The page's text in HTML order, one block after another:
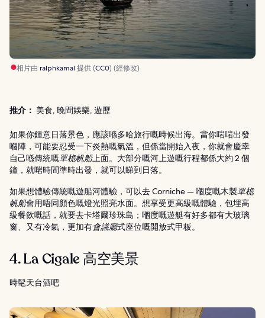
相片由 ralphkamal 提供 (CC0) (經修改)
推介： 美食, 晚間娛樂, 遊歷
如果你鍾意日落景色，應該喺多哈旅行嘅時候出海。當你啱啱出發
嗰陣，可能要忍受一下炎熱嘅氣溫，但係當開始入夜，你就會慶幸
自己喺傳統嘅單桅帆船上面。大部分嘅河上遊嘅行程都係大約 2 個
鐘，就啱時間準時出發，就可以睇到日落。
如果想體驗傳統嘅遊船河體驗，可以去 Corniche — 嗰度嘅木製單桅
帆船會用唔同顏色嘅燈光照亮水面。想享受更高級嘅體驗，包埋高
級餐飲嘅話，就要去卡塔爾珍珠島；嗰度嘅遊艇有好多都有大玻璃
窗、又有冷氣，更加有會議廳式座位嘅開放式甲板。
4. La Cigale 高空美景
時髦天台酒吧